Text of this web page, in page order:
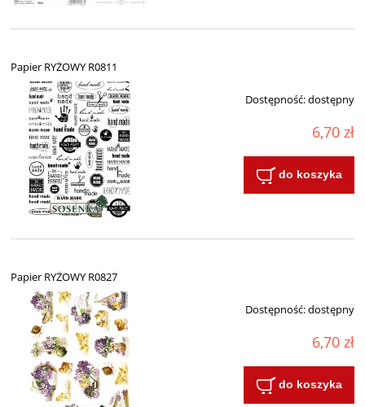
Papier RYŻOWY R0811
Dostępność:dostępny
6,70 zł
do koszyka
Papier RYŻOWY R0827
Dostępność:dostępny
6,70 zł
do koszyka